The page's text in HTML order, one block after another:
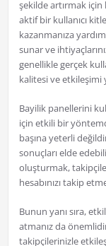
şekilde artırmak için
aktif bir kullanıcı
kazanmanıza
sunar ve
genellikle gerçek
kalitesi ve etkileşimi
Bayilik panellerini
için etkili bir
başına yeterli
sonuçları elde
oluşturmak,
hesabınızı takip
Bunun yanı sıra,
atmanız da
takipçilerinizle